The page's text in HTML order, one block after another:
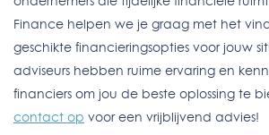
Finance helpen we je graag met het
geschikte financieringsopties voor jouw
adviseurs hebben ruime ervaring en
financiers om jou de beste oplossing te
contact op voor een vrijblijvend advies!